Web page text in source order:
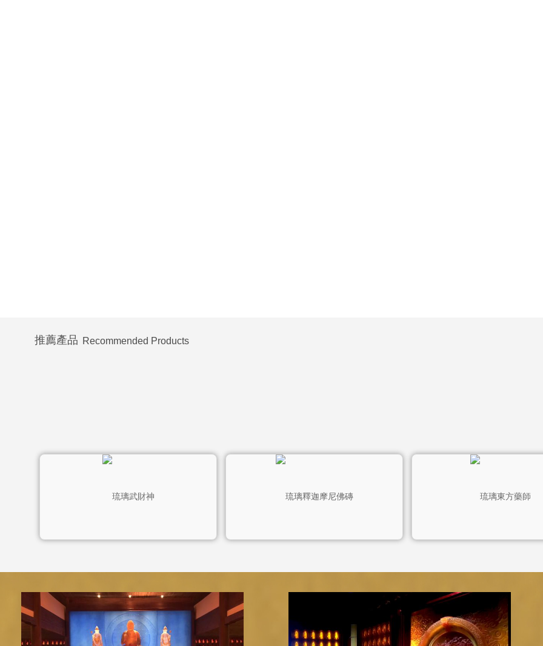
推薦產品 Recommended Products